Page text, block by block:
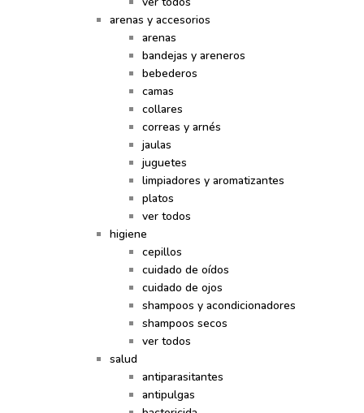
arenas y accesorios
arenas
bandejas y areneros
bebederos
camas
collares
correas y arnés
jaulas
juguetes
limpiadores y aromatizantes
platos
ver todos
higiene
cepillos
cuidado de oídos
cuidado de ojos
shampoos y acondicionadores
shampoos secos
ver todos
salud
antiparasitantes
antipulgas